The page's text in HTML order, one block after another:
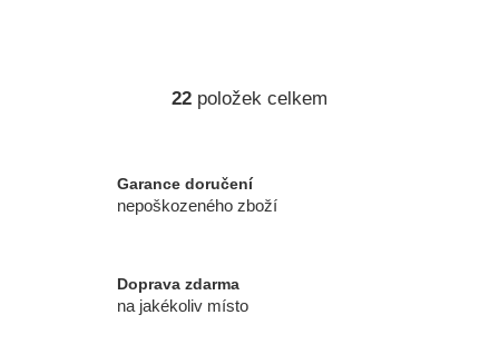
O
á
d
p
22 položek celkem
Garance doručení
nepoškozeného zboží
Doprava zdarma
na jakékoliv místo